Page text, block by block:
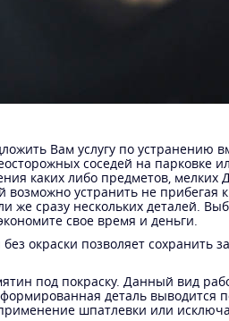
Вам услугу по устранению
соседей на парковке
каких либо предметов, мелких
возможно устранить не прибегая
же сразу нескольких деталей.
свое время и деньги.
окраски позволяет сохранить
под покраску. Данный вид
деталь выводится
шпатлевки или